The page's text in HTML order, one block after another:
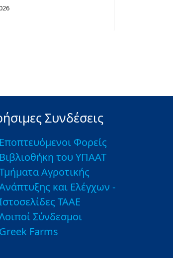
Συνδέσεις
Εποπτευόμενοι Φορείς
Βιβλιοθήκη του ΥΠΑΑΤ
Αγροτικής
και Ελέγχων -
ΤΑΑΕ
Σύνδεσμοι
Greek Farms